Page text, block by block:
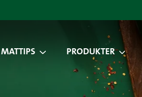
MATTIPS PRODUKTER